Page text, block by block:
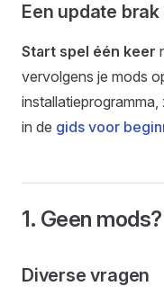
Een update
Start spel één keer
vervolgens je mods
in de gids voor
1. Geen mods?
Diverse vragen